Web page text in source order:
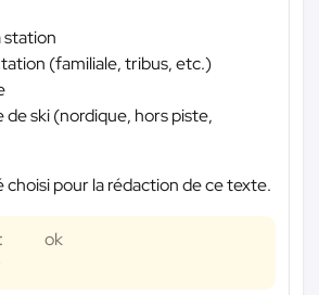
station
(familiale, tribus, etc.)
ski (nordique, hors piste,
choisi pour la rédaction de ce texte.
ok